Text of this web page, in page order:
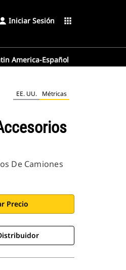
Iniciar Sesión apps
America-Español
EE. UU. Métricas
De Camiones
Precio